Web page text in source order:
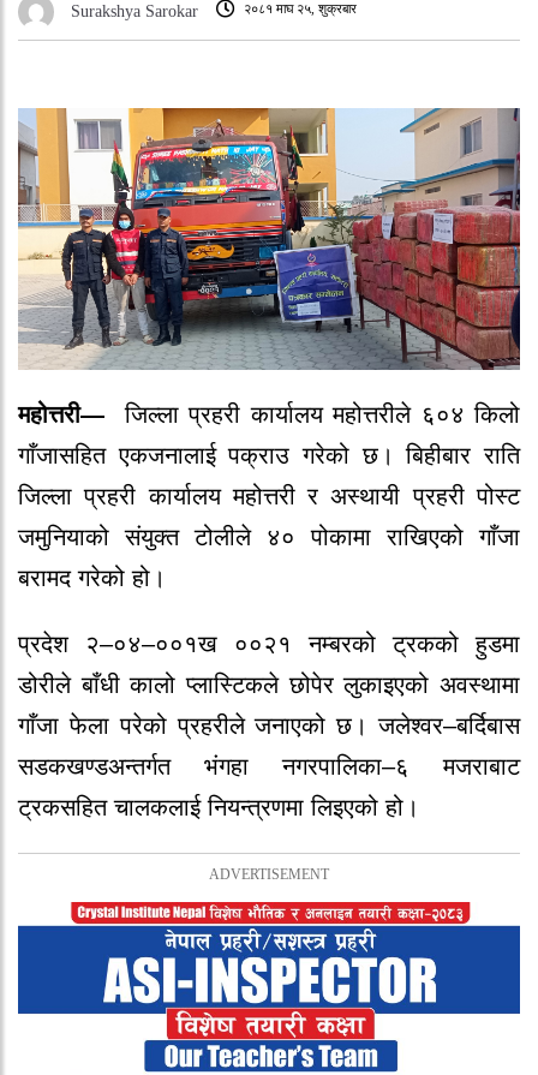
Surakshya Sarokar २०८१ माघ २५, शुक्रबार
महोत्तरी—
जिल्ला प्रहरी कार्यालय महोत्तरीले ६०४ किलो
गाँजासहित एकजनालाई पक्राउ गरेको छ। बिहीबार राति
जिल्ला प्रहरी कार्यालय महोत्तरी र अस्थायी प्रहरी पोस्ट
जमुनियाको संयुक्त टोलीले ४० पोकामा राखिएको गाँजा
बरामद गरेको हो।
प्रदेश २–०४–००१ख ००२१ नम्बरको ट्रकको हुडमा
डोरीले बाँधी कालो प्लास्टिकले छोपेर लुकाइएको अवस्थामा
गाँजा फेला परेको प्रहरीले जनाएको छ। जलेश्वर–बर्दिबास
सडकखण्डअन्तर्गत भंगहा नगरपालिका–६ मजराबाट
ट्रकसहित चालकलाई नियन्त्रणमा लिइएको हो।